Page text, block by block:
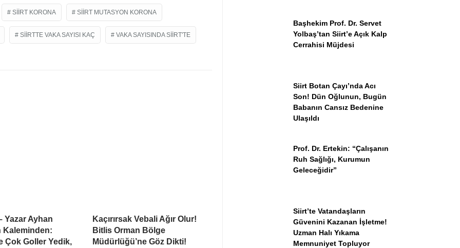
Instagram
SIIRT KORONA SIIRT MUTASYON KORONA
SIIRTTE VAKA SAYISI KAÇ VAKA SAYISINDA SIIRT'TE
Yazar Ayhan
Kaleminden:
Çok Goller Yedik,
Kaçırırsak Vebali Ağır Olur!
Bitlis Orman Bölge
Müdürlüğü’ne Göz Dikti!
Başhekim Prof. Dr. Servet
Yolbaş’tan Siirt’e Açık Kalp
Cerrahisi Müjdesi
Siirt Botan Çayı’nda Acı
Son! Dün Oğlunun, Bugün
Babanın Cansız Bedenine
Ulaşıldı
Prof. Dr. Ertekin: “Çalışanın
Ruh Sağlığı, Kurumun
Geleceğidir”
Siirt’te Vatandaşların
Güvenini Kazanan İşletme!
Uzman Halı Yıkama
Memnuniyet Topluyor